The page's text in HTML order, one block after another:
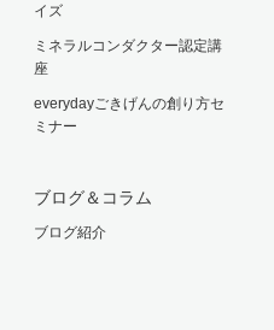
イズ
ミネラルコンダクター認定講
座
everydayごきげんの創り方セ
ミナー
ブログ＆コラム
ブログ紹介